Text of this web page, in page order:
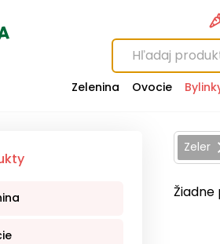
Zelenina Ovocie
Brokolica
Zeler
Žiadne